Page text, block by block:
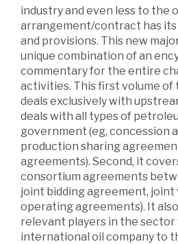
industry and even less to the
arrangement/contract has
and provisions. This new
unique combination of an
commentary for the entire
activities. This first volume of
deals exclusively with
deals with all types of
government (eg, concession
production sharing
agreements). Second, it
consortium agreements
joint bidding agreement,
operating agreements). It
relevant players in the
international oil company to